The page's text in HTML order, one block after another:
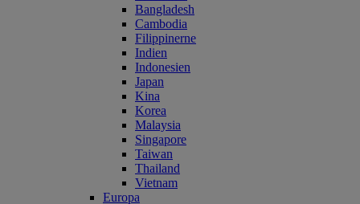
Bangladesh
Cambodia
Filippinerne
Indien
Indonesien
Japan
Kina
Korea
Malaysia
Singapore
Taiwan
Thailand
Vietnam
Europa